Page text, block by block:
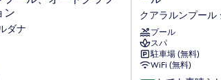
ン
ダナ
ダ
ー
ス
ホ
テ
クアラルンプール
プール
スパ
駐車場 (無料)
WiFi (無料)